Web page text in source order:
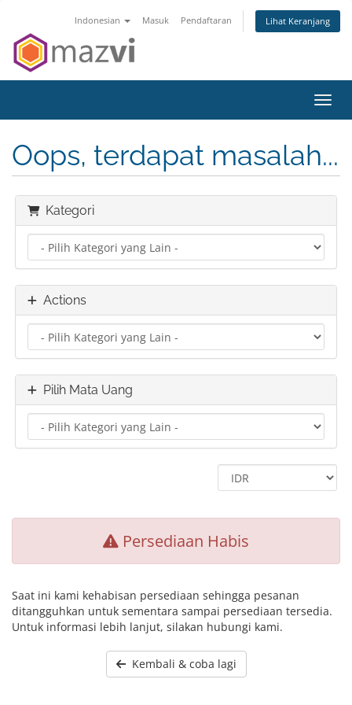
Indonesian Masuk Pendaftaran Lihat Keranjang
Oops, terdapat masalah...
Kategori
Actions
Pilih Mata Uang
Persediaan Habis
Saat ini kami kehabisan persediaan sehingga pesanan
ditangguhkan untuk sementara sampai persediaan tersedia.
Untuk informasi lebih lanjut, silakan hubungi kami.
Kembali & coba lagi